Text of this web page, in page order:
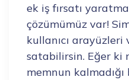
ek iş fırsatı
çözümümüz var!
kullanıcı arayüzleri
satabilirsin. Eğer ki
memnun